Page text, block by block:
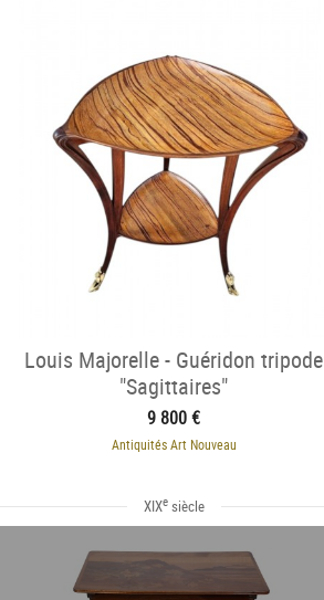
Louis Majorelle - Guéridon tripode
"Sagittaires"
9 800 €
Antiquités Art Nouveau
XIXesiècle